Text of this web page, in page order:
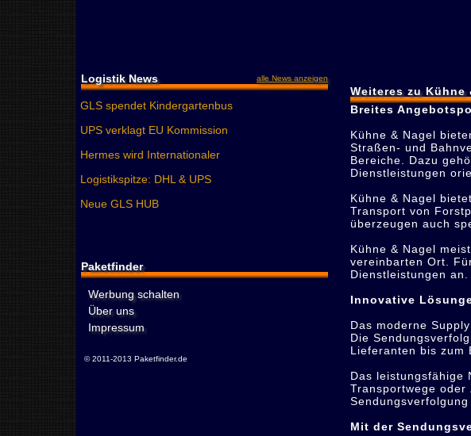
Logistik News alle News anzeigen
GLS spendet Kindergartenbus
UPS verklagt EU Kommission
Hermes wird Internationaler
Logistikspitze: DHL & UPS
Neue GLS HUB
Paketfinder
Werbung schalten
Über uns
Impressum
© 2011-2013 Paketfinder.de
Weiteres zu Kühne
Breites
Kühne & Nagel
Straßen- und
Bereiche. Dazu
Dienstleistungen
Kühne & Nagel
Transport von
überzeugen auch
Kühne & Nagel
vereinbarten Ort.
Dienstleistungen an.
Innovative
Das moderne
Die
Lieferanten bis zum
Das leistungsfähige
Transportwege
Mit der